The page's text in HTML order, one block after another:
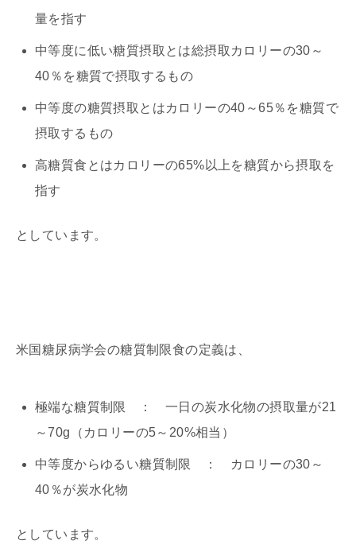
量を指す
中等度に低い糖質摂取とは総摂取カロリーの30～
40％を糖質で摂取するもの
中等度の糖質摂取とはカロリーの40～65％を糖質で
摂取するもの
高糖質食とはカロリーの65%以上を糖質から摂取を
指す
としています。
米国糖尿病学会の糖質制限食の定義は、
極端な糖質制限 ： 一日の炭水化物の摂取量が21
～70g（カロリーの5～20%相当）
中等度からゆるい糖質制限 ： カロリーの30～
40％が炭水化物
としています。